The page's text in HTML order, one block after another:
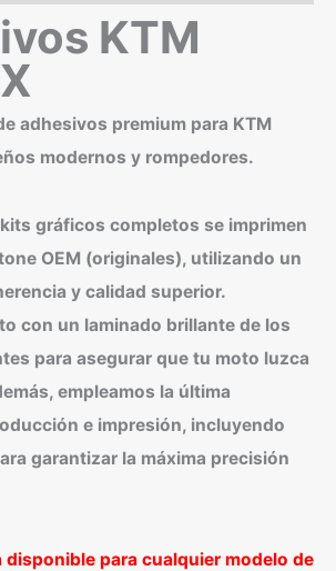
KTM
adhesivos premium para KTM
modernos y rompedores.
gráficos completos se imprimen
OEM (originales), utilizando un
y calidad superior.
con un laminado brillante de los
para asegurar que tu moto luzca
empleamos la última
e impresión, incluyendo
garantizar la máxima precisión
disponible para cualquier modelo de